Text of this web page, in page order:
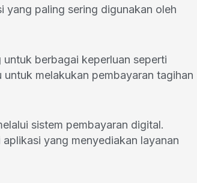
yang paling sering digunakan oleh
berbagai keperluan seperti
melakukan pembayaran tagihan
sistem pembayaran digital.
yang menyediakan layanan